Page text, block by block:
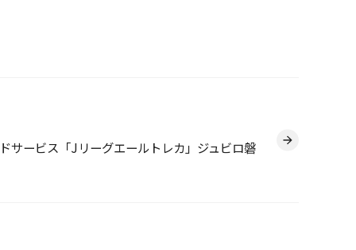
サービス「Jリーグエールトレカ」ジュビロ磐